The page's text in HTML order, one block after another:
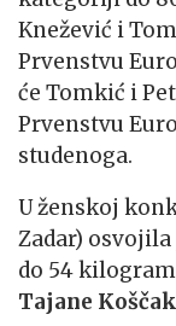
Knežević i
Prvenstvu
će Tomkić i
Prvenstvu
studenoga.
U ženskoj
Zadar)
do 54
Tajane Koščak